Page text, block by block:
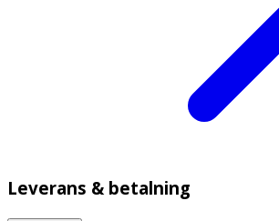
Leverans & betalning